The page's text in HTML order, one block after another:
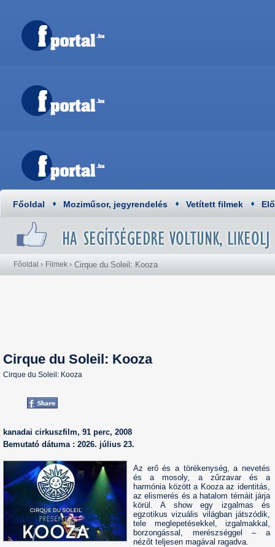
Főoldal Moziműsor, jegyrendelés Vetített filmek
Főoldal › Filmek › Cirque du Soleil: Kooza
Cirque du Soleil: Kooza
Cirque du Soleil: Kooza
kanadai cirkuszfilm, 91 perc, 2008
Bemutató dátuma : 2026. július 23.
Az erő és a törékenység, a nevetés
és a mosoly, a zűrzavar és a
harmónia között a Kooza az identitás,
az elismerés és a hatalom témáit járja
körül. A show egy izgalmas és
egzotikus vizuális világban játszódik,
tele meglepetésekkel, izgalmakkal,
borzongással, merészséggel – a
nézőt teljesen magával ragadva.